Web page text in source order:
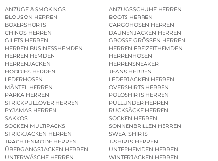
ANZÜGE & SMOKINGS
ANZUGSSCHUHE HERREN
BLOUSON HERREN
BOOTS HERREN
BOXERSHORTS
CARGOHOSEN HERREN
CHINOS HERREN
DAUNENJACKEN HERREN
GILETS HERREN
GROSSE GRÖSSEN HERREN
HERREN BUSINESSHEMDEN
HERREN FREIZEITHEMDEN
HERREN HEMDEN
HERRENHOSEN
HERRENJACKEN
HERRENSNEAKER
HOODIES HERREN
JEANS HERREN
LEDERHOSEN
LEDERJACKEN HERREN
MÄNTEL HERREN
OVERSHIRTS HERREN
PARKA HERREN
POLOSHIRTS HERREN
STRICKPULLOVER HERREN
PULLUNDER HERREN
PYJAMAS HERREN
RUCKSÄCKE HERREN
SAKKOS
SOCKEN HERREN
SOCKEN MULTIPACKS
SONNENBRILLEN HERREN
STRICKJACKEN HERREN
SWEATSHIRTS
TRACHTENMODE HERREN
T-SHIRTS HERREN
ÜBERGANGSJACKEN HERREN
UNTERHEMDEN HERREN
UNTERWÄSCHE HERREN
WINTERJACKEN HERREN